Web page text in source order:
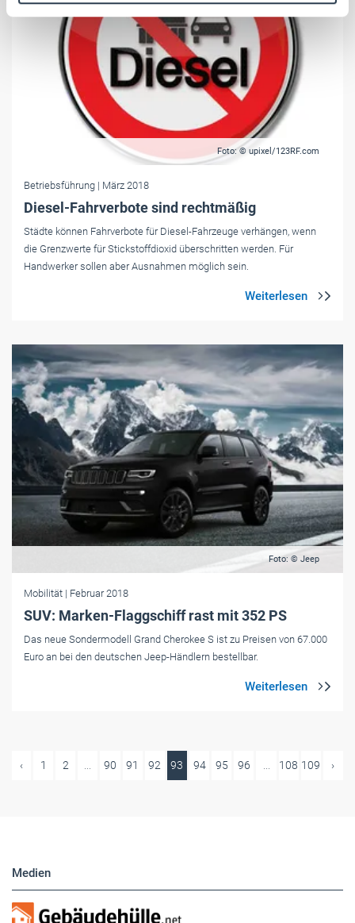
Weitere Informationen:Impressum Datenschutz
Foto: © upixel/123RF.com
Betriebsführung | März 2018
Diesel-Fahrverbote sind rechtmäßig
Städte können Fahrverbote für Diesel-Fahrzeuge verhängen, wenn
die Grenzwerte für Stickstoffdioxid überschritten werden. Für
Handwerker sollen aber Ausnahmen möglich sein.
Foto: © Jeep
Mobilität | Februar 2018
SUV: Marken-Flaggschiff rast mit 352 PS
Das neue Sondermodell Grand Cherokee S ist zu Preisen von 67.000
Euro an bei den deutschen Jeep-Händlern bestellbar.
‹ 1 2 ... 90 91 92 93 94 95 96 ... 108 109 ›
Medien